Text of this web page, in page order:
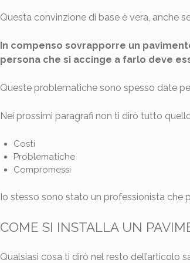
Questa convinzione di base è vera, anche
In compenso sovrapporre un
persona che si accinge a farlo deve
Queste problematiche sono spesso date
Nei prossimi paragrafi non ti dirò tutto
Costi
Problematiche
Compromessi
Io stesso sono stato un professionista che
COME SI INSTALLA UN
Qualsiasi cosa ti dirò nel resto dell’articolo